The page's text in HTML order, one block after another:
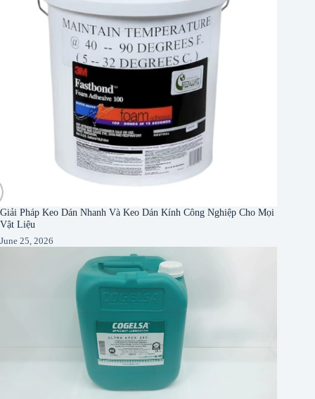
Giải Pháp Keo Dán Nhanh Và Keo Dán Kính Công Nghiệp Cho Mọi
Vật Liệu
June 25, 2026